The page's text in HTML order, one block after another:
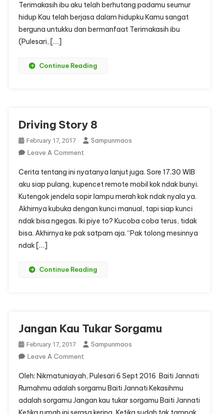
Terimakasih ibu aku telah berhutang padamu seumur
hidup Kau telah berjasa dalam hidupku Kamu sangat
berguna untukku dan bermanfaat Terimakasih ibu
(Pulesari, […]
Continue Reading
Driving Story 8
February 17, 2017
Sampunmaos
Leave A CommentOn
Story
8
Cerita tentang ini nyatanya lanjut juga. Sore 17.30 WIB
aku siap pulang, kupencet remote mobil kok ndak bunyi.
Kutengok jendela sopir lampu merah kok ndak nyala ya.
Akhirnya kubuka dengan kunci manual, tapi siap kunci
ndak bisa ngegas. Iki piye to? Kucoba coba terus, tidak
bisa. Akhirnya ke pak satpam aja. “Pak tolong mesinnya
ndak […]
Continue Reading
Jangan Kau Tukar Sorgamu
February 17, 2017
Sampunmaos
Leave A CommentOn
Kau
Tukar
Sorgamu
Oleh: Nikmatuniayah, Pulesari 6 Sept 2016 Baiti Jannati
Rumahmu adalah sorgamu Baiti Jannati Kekasihmu
adalah sorgamu Jangan kau tukar sorgamu Baiti Jannati